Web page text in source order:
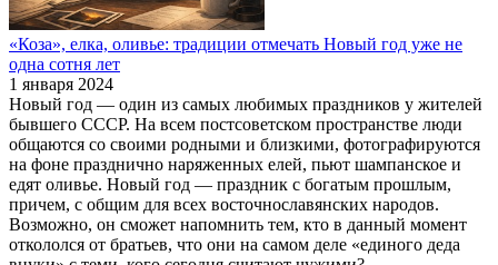
«Коза», елка, оливье: традиции отмечать Новый год уже не
одна сотня лет
1 января 2024
Новый год — один из самых любимых праздников у жителей
бывшего СССР. На всем постсоветском пространстве люди
общаются со своими родными и близкими, фотографируются
на фоне празднично наряженных елей, пьют шампанское и
едят оливье. Новый год — праздник с богатым прошлым,
причем, с общим для всех восточнославянских народов.
Возможно, он сможет напомнить тем, кто в данный момент
откололся от братьев, что они на самом деле «единого деда